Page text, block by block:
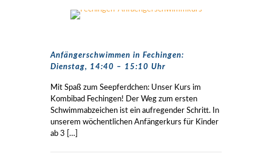
Anfängerschwimmen in Fechingen:
Dienstag, 14:40 – 15:10 Uhr
Mit Spaß zum Seepferdchen: Unser Kurs im
Kombibad Fechingen! Der Weg zum ersten
Schwimmabzeichen ist ein aufregender Schritt. In
unserem wöchentlichen Anfängerkurs für Kinder
ab 3 […]